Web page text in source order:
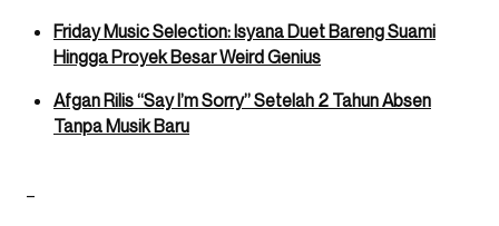
Friday Music Selection: Isyana Duet Bareng Suami
Hingga Proyek Besar Weird Genius
Afgan Rilis “Say I’m Sorry” Setelah 2 Tahun Absen
Tanpa Musik Baru